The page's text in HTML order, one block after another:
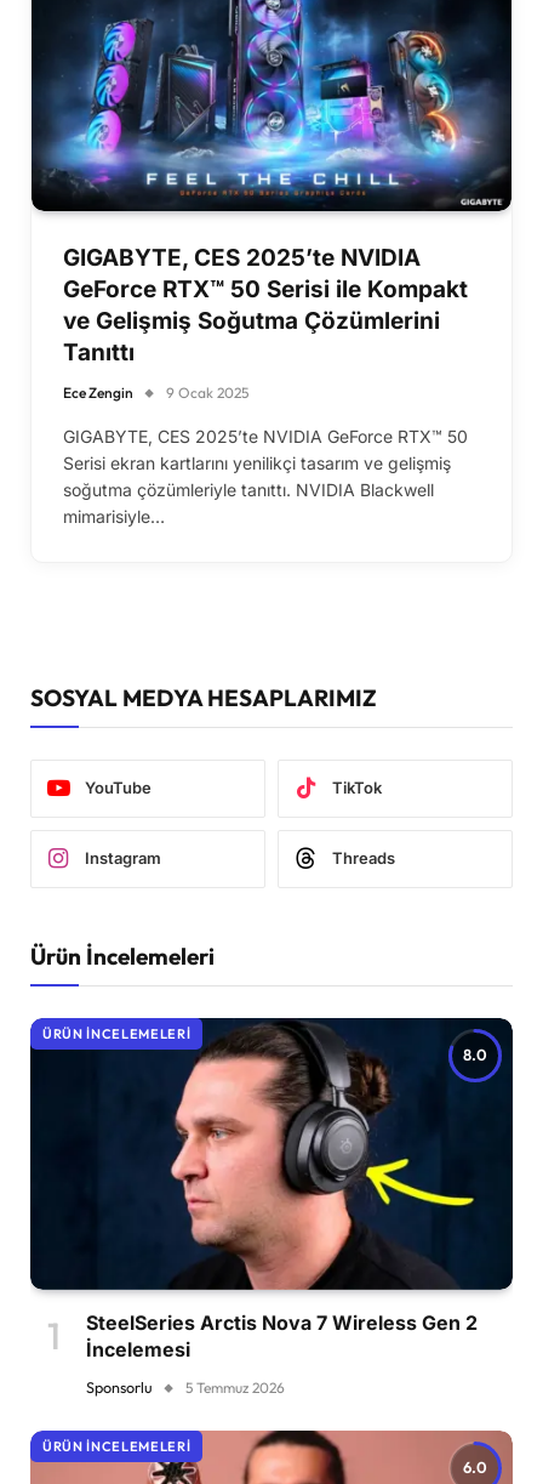
GIGABYTE, CES 2025’te NVIDIA
GeForce RTX™ 50 Serisi ile Kompakt
ve Gelişmiş Soğutma Çözümlerini
Tanıttı
Ece Zengin 9 Ocak 2025
GIGABYTE, CES 2025’te NVIDIA GeForce RTX™ 50
Serisi ekran kartlarını yenilikçi tasarım ve gelişmiş
soğutma çözümleriyle tanıttı. NVIDIA Blackwell
mimarisiyle…
SOSYAL MEDYA HESAPLARIMIZ
YouTube TikTok
Instagram Threads
Ürün İncelemeleri
8.0
ÜRÜN İNCELEMELERI
SteelSeries Arctis Nova 7 Wireless Gen 2
İncelemesi
Sponsorlu 5 Temmuz 2026
6.0
ÜRÜN İNCELEMELERI